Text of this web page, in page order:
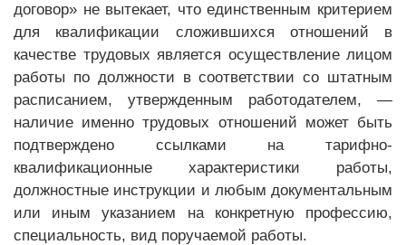
договор» не вытекает, что единственным критерием
для квалификации сложившихся отношений в
качестве трудовых является осуществление лицом
работы по должности в соответствии со штатным
расписанием, утвержденным работодателем, —
наличие именно трудовых отношений может быть
подтверждено ссылками на тарифно-
квалификационные характеристики работы,
должностные инструкции и любым документальным
или иным указанием на конкретную профессию,
специальность, вид поручаемой работы.